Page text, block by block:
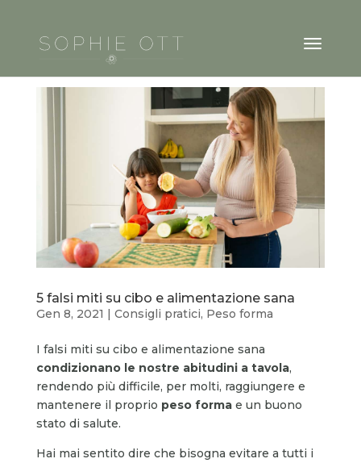
5 falsi miti su cibo e alimentazione sana
Gen 8, 2021 | Consigli pratici, Peso forma
I falsi miti su cibo e alimentazione sana
condizionano le nostre abitudini a tavola,
rendendo più difficile, per molti, raggiungere e
mantenere il proprio peso forma e un buono
stato di salute.
Hai mai sentito dire che bisogna evitare a tutti i